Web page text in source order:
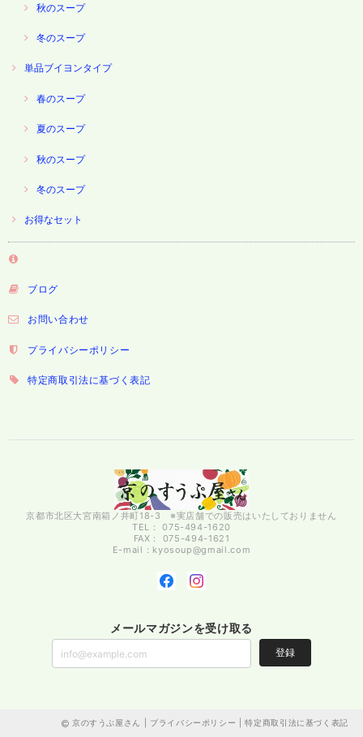
秋のスープ
冬のスープ
単品ブイヨンタイプ
春のスープ
夏のスープ
秋のスープ
冬のスープ
お得なセット
ブログ
お問い合わせ
プライバシーポリシー
特定商取引法に基づく表記
京都市北区大宮南箱ノ井町18-3 ※実店舗での販売はいたしておりません
TEL： 075-494-1620
FAX： 075-494-1621
E-mail： kyosoup@gmail.com
メールマガジンを受け取る
登録
京のすうぷ屋さん | プライバシーポリシー |特定商取引法に基づく表記